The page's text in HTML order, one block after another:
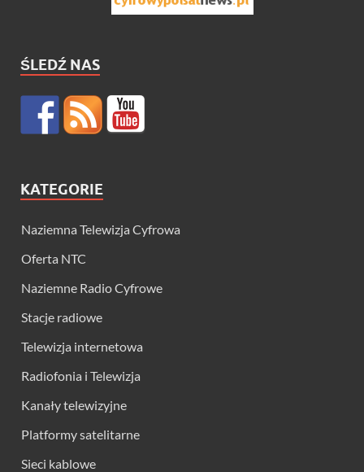
ŚLEDŹ NAS
KATEGORIE
Naziemna Telewizja Cyfrowa
Oferta NTC
Naziemne Radio Cyfrowe
Stacje radiowe
Telewizja internetowa
Radiofonia i Telewizja
Kanały telewizyjne
Platformy satelitarne
Sieci kablowe